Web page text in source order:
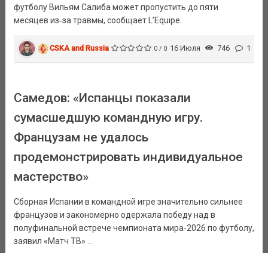
футболу Вильям Салиба может пропустить до пяти
месяцев из‑за травмы, сообщает L’Equipe.
CSKA and Russia 0 / 0 16 Июля 746 1
Самедов: «Испанцы показали
сумасшедшую командную игру.
Французам не удалось
продемонстрировать индивидуальное
мастерство»
Сборная Испании в командной игре значительно сильнее
французов и закономерно одержала победу над в
полуфинальной встрече чемпионата мира‑2026 по футболу,
заявил «Матч ТВ» ...